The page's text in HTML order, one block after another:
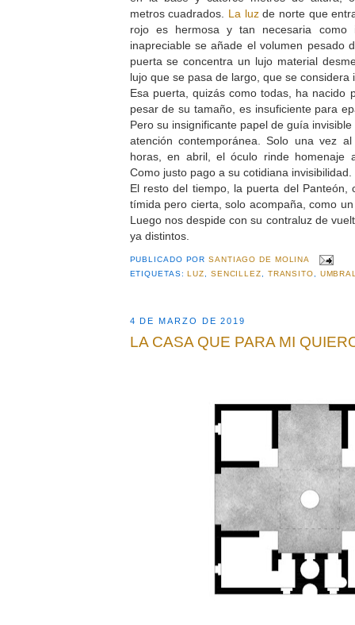
metros cuadrados. La luzde norte que
rojo es hermosa y tan necesaria como
inapreciable se añade el volumen pesado
puerta se concentra un lujo material
lujo que se pasa de largo, que se
Esa puerta, quizás como todas, ha nacido
pesar de su tamaño, es insuficiente para
Pero su insignificante papel de guía
atención contemporánea. Solo una vez
horas, en abril, el óculo rinde
Como justo pago a su cotidiana invisibilidad.
El resto del tiempo, la puerta del Panteón,
tímida pero cierta, solo acompaña, como
Luego nos despide con su contraluz de
ya distintos.
PUBLICADO PORSANTIAGO DE MOLINA
ETIQUETAS:LUZ SENCILLEZ TRANSITO
4 DE MARZO DE 2019
LA CASA QUE PARA MI